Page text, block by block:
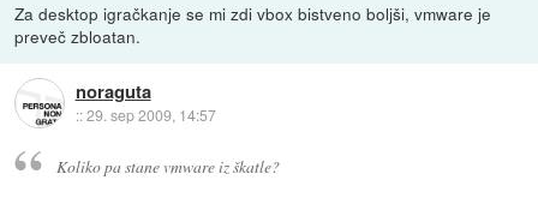
Za desktop igračkanje se mi zdi vbox bistveno boljši, vmware je
preveč zbloatan.
noraguta
::29. sep 2009, 14:57
Koliko pa stane vmware iz škatle?